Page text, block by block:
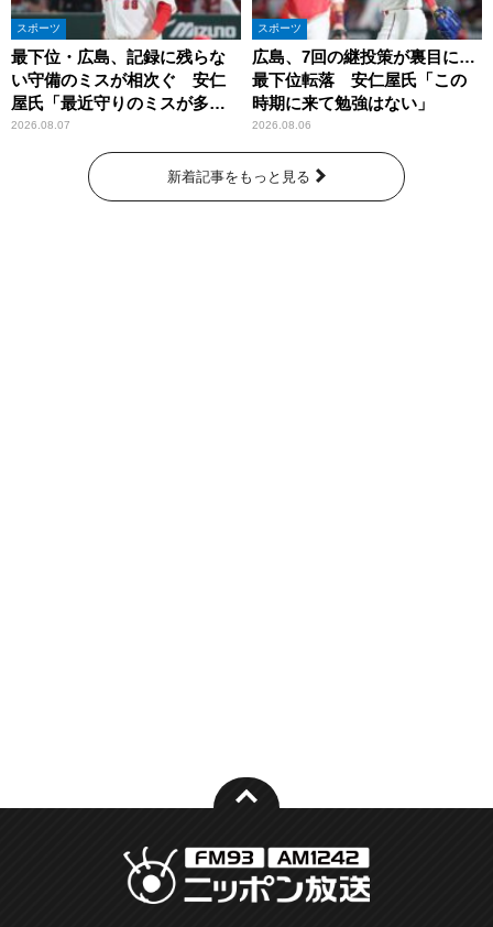
スポーツ
最下位・広島、記録に残らな
い守備のミスが相次ぐ 安仁
屋氏「最近守りのミスが多
い」
2026.08.07
スポーツ
広島、7回の継投策が裏目に…
最下位転落 安仁屋氏「この
時期に来て勉強はない」
2026.08.06
新着記事をもっと見る